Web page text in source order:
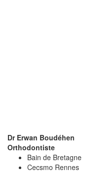
Dr Erwan Boudéhen
Orthodontiste
Bain de Bretagne
Cecsmo Rennes